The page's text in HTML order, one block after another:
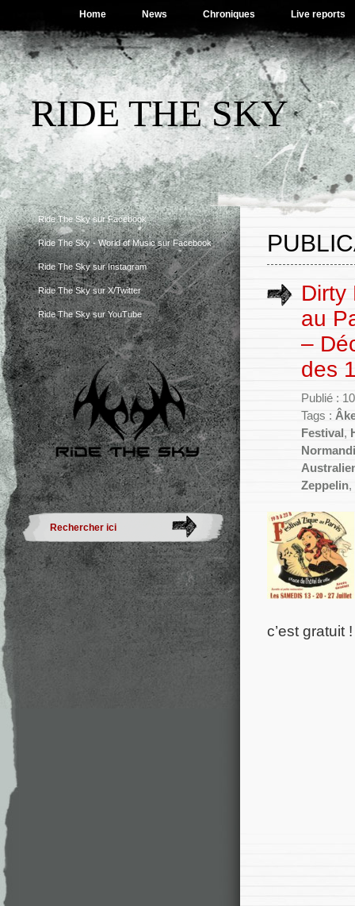
Home News Chroniques Live reports
RIDE THE SKY
Ride The Sky sur Facebook
Ride The Sky - World of Music sur Facebook
Ride The Sky sur Instagram
Ride The Sky sur X/Twitter
Ride The Sky sur YouTube
Dirty
au
–
des
Publié :
Tags :
Festival ,
Zeppelin,
c’est gratuit